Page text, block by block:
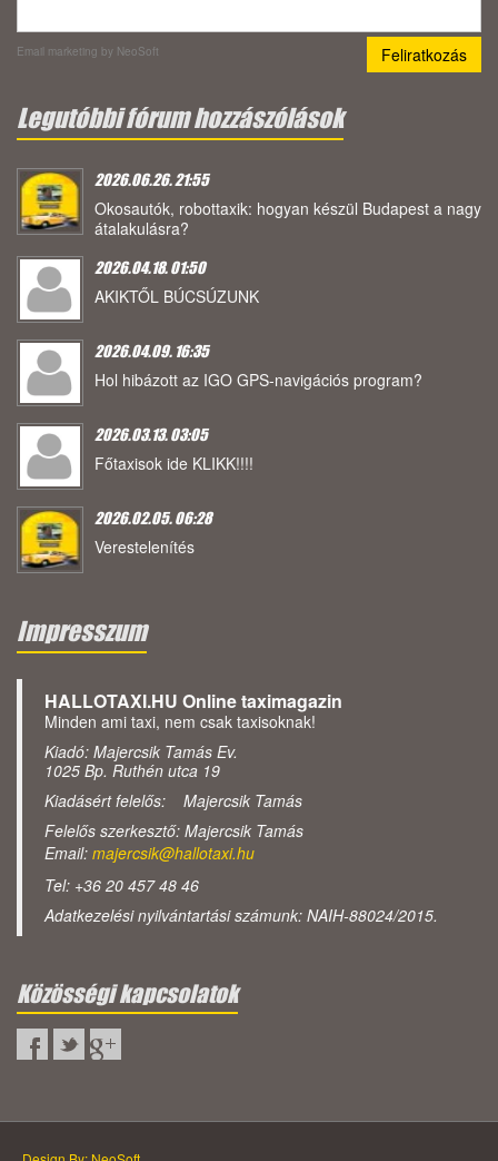
Email marketing by NeoSoft
Legutóbbi fórum hozzászólások
2026.06.26. 21:55
Okosautók, robottaxik: hogyan készül Budapest a nagy
átalakulásra?
2026.04.18. 01:50
AKIKTŐL BÚCSÚZUNK
2026.04.09. 16:35
Hol hibázott az IGO GPS-navigációs program?
2026.03.13. 03:05
Főtaxisok ide KLIKK!!!!
2026.02.05. 06:28
Verestelenítés
Impresszum
HALLOTAXI.HU Online taximagazin
Minden ami taxi, nem csak taxisoknak!
Kiadó: Majercsik Tamás Ev.
1025 Bp. Ruthén utca 19
Kiadásért felelős: Majercsik Tamás
Felelős szerkesztő: Majercsik Tamás
Email: majercsik@hallotaxi.hu
Tel: +36 20 457 48 46
Adatkezelési nyilvántartási számunk: NAIH-88024/2015.
Közösségi kapcsolatok